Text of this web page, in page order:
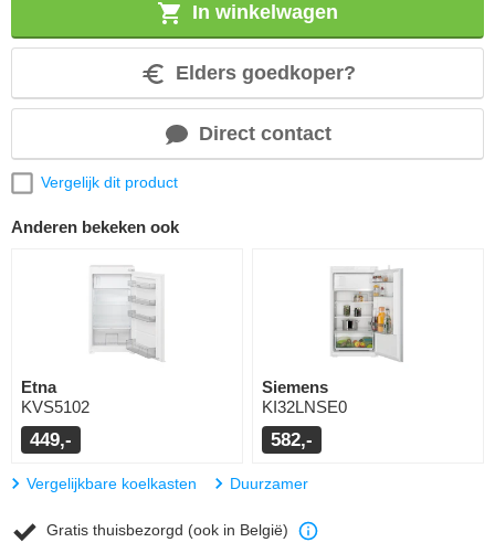
In winkelwagen
Elders goedkoper?
Direct contact
Vergelijk dit product
Anderen bekeken ook
Etna
KVS5102
449,-
Siemens
KI32LNSE0
582,-
Vergelijkbare koelkasten Duurzamer
Gratis thuisbezorgd (ook in België)